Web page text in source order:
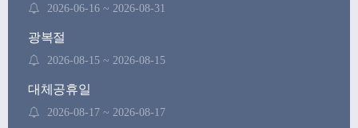
2026-06-16 ~ 2026-08-31
광복절
2026-08-15 ~ 2026-08-15
대체공휴일
2026-08-17 ~ 2026-08-17